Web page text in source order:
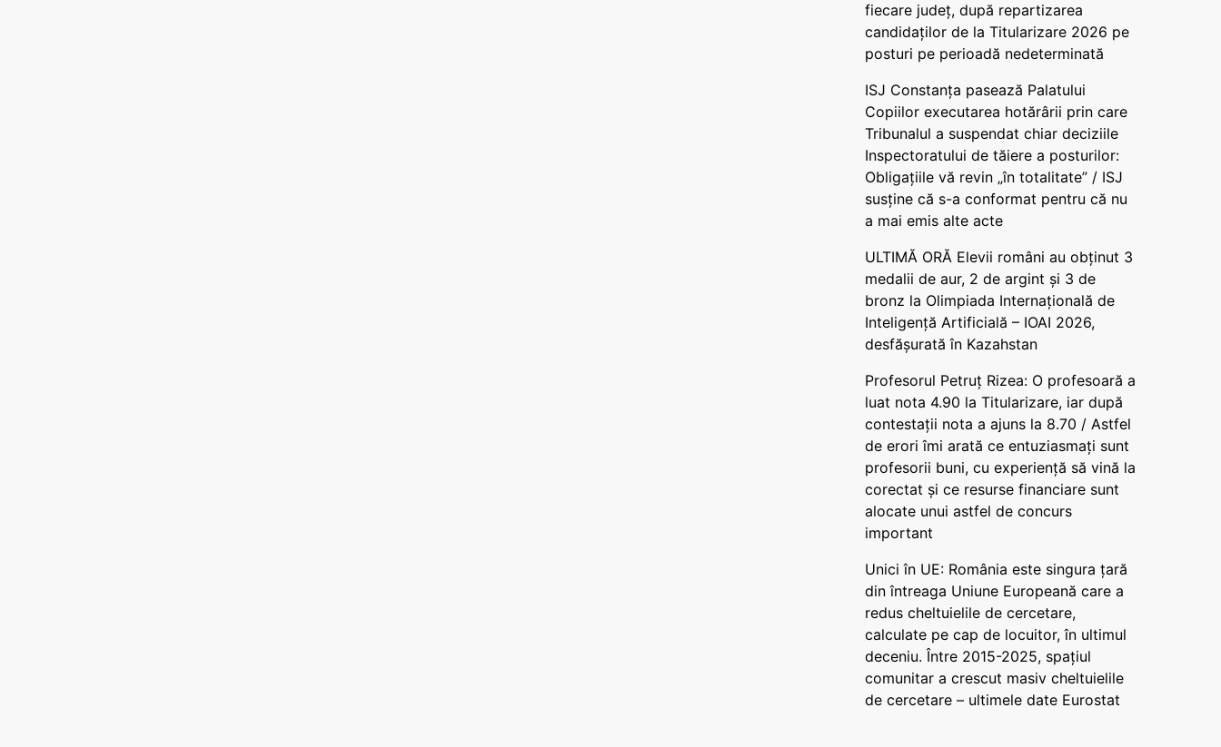
fiecare județ, după repartizarea
candidaților de la Titularizare 2026 pe
posturi pe perioadă nedeterminată
ISJ Constanța pasează Palatului
Copiilor executarea hotărârii prin care
Tribunalul a suspendat chiar deciziile
Inspectoratului de tăiere a posturilor:
Obligațiile vă revin „în totalitate” / ISJ
susține că s-a conformat pentru că nu
a mai emis alte acte
ULTIMĂ ORĂ Elevii români au obținut 3
medalii de aur, 2 de argint și 3 de
bronz la Olimpiada Internațională de
Inteligență Artificială – IOAI 2026,
desfășurată în Kazahstan
Profesorul Petruț Rizea: O profesoară a
luat nota 4.90 la Titularizare, iar după
contestații nota a ajuns la 8.70 / Astfel
de erori îmi arată ce entuziasmați sunt
profesorii buni, cu experiență să vină la
corectat și ce resurse financiare sunt
alocate unui astfel de concurs
important
Unici în UE: România este singura țară
din întreaga Uniune Europeană care a
redus cheltuielile de cercetare,
calculate pe cap de locuitor, în ultimul
deceniu. Între 2015-2025, spațiul
comunitar a crescut masiv cheltuielile
de cercetare – ultimele date Eurostat